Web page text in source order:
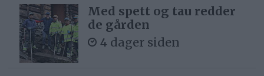
Med spett og tau redder
de gården
4 dager siden